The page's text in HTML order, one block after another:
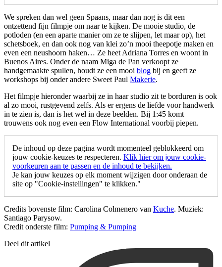
We spreken dan wel geen Spaans, maar dan nog is dit een
ontzettend fijn filmpje om naar te kijken. De mooie studio, de
potloden (en een aparte manier om ze te slijpen, let maar op), het
schetsboek, en dan ook nog van klei zo’n mooi theepotje maken en
even een neushoorn haken… Ze heet Adriana Torres en woont in
Buenos Aires. Onder de naam Miga de Pan verkoopt ze
handgemaakte spullen, houdt ze een mooi blog bij en geeft ze
workshops bij onder andere Sweet Paul Makerie.
Het filmpje hieronder waarbij ze in haar studio zit te borduren is ook
al zo mooi, rustgevend zelfs. Als er ergens de liefde voor handwerk
in te zien is, dan is het wel in deze beelden. Bij 1:45 komt
trouwens ook nog even een Flow International voorbij piepen.
De inhoud op deze pagina wordt momenteel geblokkeerd om
jouw cookie-keuzes te respecteren. Klik hier om jouw cookie-
voorkeuren aan te passen en de inhoud te bekijken.
Je kan jouw keuzes op elk moment wijzigen door onderaan de
site op "Cookie-instellingen" te klikken."
Credits bovenste film: Carolina Colmenero van Kuche. Muziek:
Santiago Parysow.
Credit onderste film: Pumping & Pumping
Deel dit artikel